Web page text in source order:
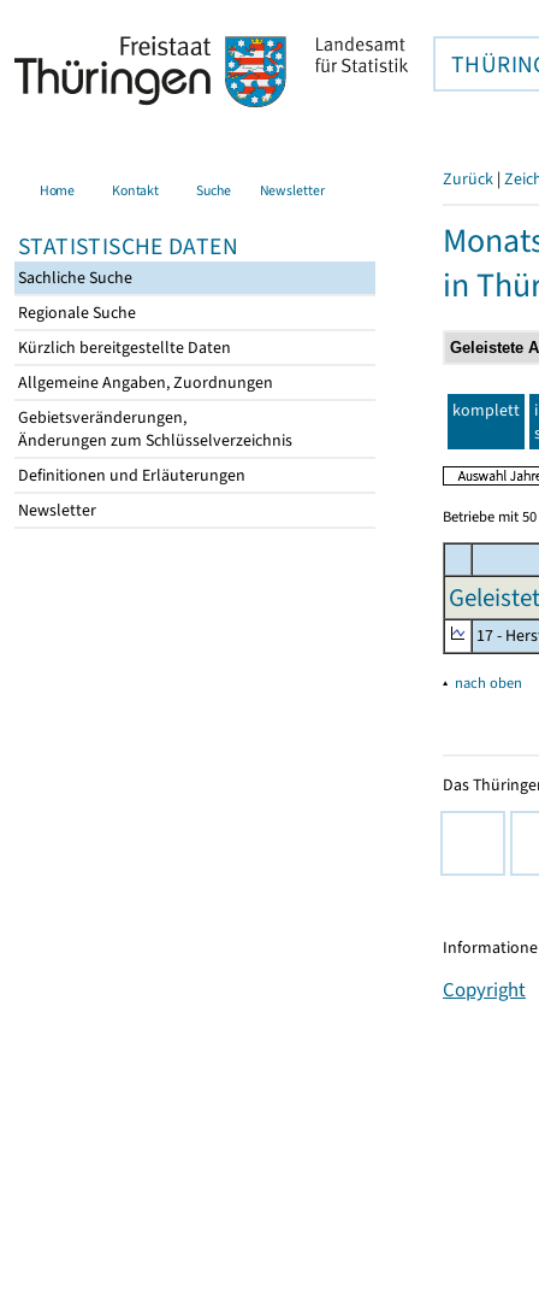
Home Kontakt Suche Newsletter
STATISTISCHE DATEN
Sachliche Suche
Regionale Suche
Kürzlich bereitgestellte Daten
Allgemeine Angaben, Zuordnungen
Gebietsveränderungen,
Änderungen zum Schlüsselverzeichnis
Definitionen und Erläuterungen
Newsletter
Zurück |
in
komplett
Betriebe mit
17 -
▴ nach oben
Das
Copyright